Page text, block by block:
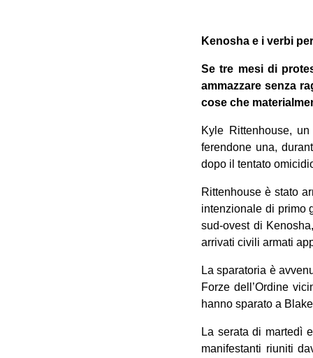
Kenosha e i verbi
Se tre mesi di
ammazzare senza
cose che
Kyle Rittenhouse,
ferendone una,
dopo il tentato
Rittenhouse è stato
intenzionale di primo
sud-ovest di
arrivati civili armati
La sparatoria è
Forze dell’Ordine
hanno sparato a
La serata di martedì
manifestanti riuniti